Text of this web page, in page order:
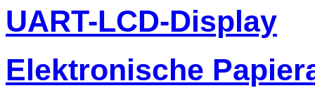
UART-LCD-Display
Elektronische